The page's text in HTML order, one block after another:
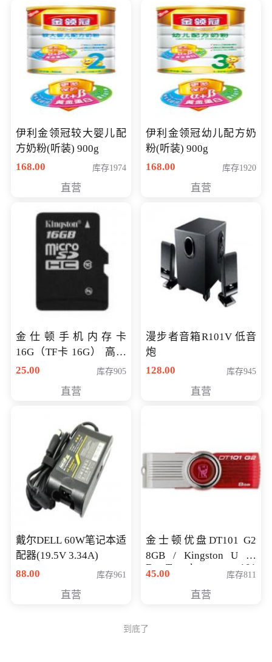
伊利金领冠较大婴儿配
方奶粉(听装) 900g
168.00
库存1974
直营
伊利金领冠幼儿配方奶
粉(听装) 900g
168.00
库存1920
直营
金仕顿手机内存卡
16G（TF卡 16G） 高速
卡 CLASS 10
25.00 库存905
直营
漫步者音箱R101V 低音
炮
128.00
库存945
直营
戴尔DELL 60W笔记本适
配器(19.5V 3.34A)
88.00
库存961
直营
金士顿优盘DT101 G2
8GB / Kingston U 盘
DataTraveler 101
Generati
45.00 库存811
直营
到底了